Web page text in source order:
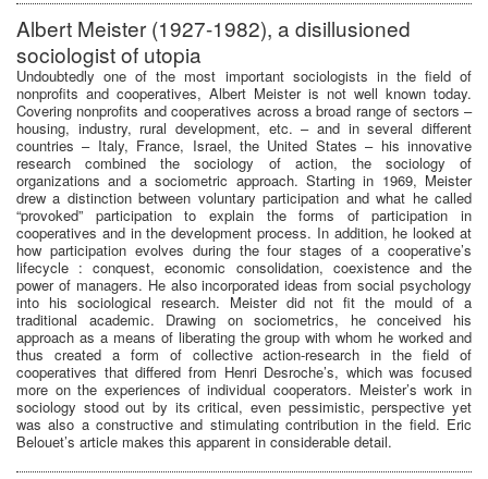
Albert Meister (1927-1982), a disillusioned
sociologist of utopia
Undoubtedly one of the most important sociologists in the field of
nonprofits and cooperatives, Albert Meister is not well known today.
Covering nonprofits and cooperatives across a broad range of sectors –
housing, industry, rural development, etc. – and in several different
countries – Italy, France, Israel, the United States – his innovative
research combined the sociology of action, the sociology of
organizations and a sociometric approach. Starting in 1969, Meister
drew a distinction between voluntary participation and what he called
“provoked” participation to explain the forms of participation in
cooperatives and in the development process. In addition, he looked at
how participation evolves during the four stages of a cooperative’s
lifecycle : conquest, economic consolidation, coexistence and the
power of managers. He also incorporated ideas from social psychology
into his sociological research. Meister did not fit the mould of a
traditional academic. Drawing on sociometrics, he conceived his
approach as a means of liberating the group with whom he worked and
thus created a form of collective action-research in the field of
cooperatives that differed from Henri Desroche’s, which was focused
more on the experiences of individual cooperators. Meister’s work in
sociology stood out by its critical, even pessimistic, perspective yet
was also a constructive and stimulating contribution in the field. Eric
Belouet’s article makes this apparent in considerable detail.